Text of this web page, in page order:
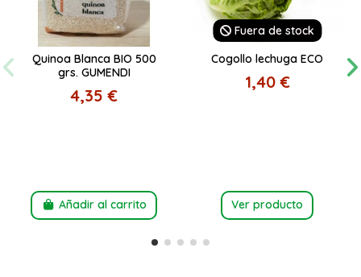
Quinoa Blanca BIO 500
grs. GUMENDI
4,35 €
Añadir al carrito
Fuera de stock
Cogollo lechuga ECO
1,40 €
Ver producto